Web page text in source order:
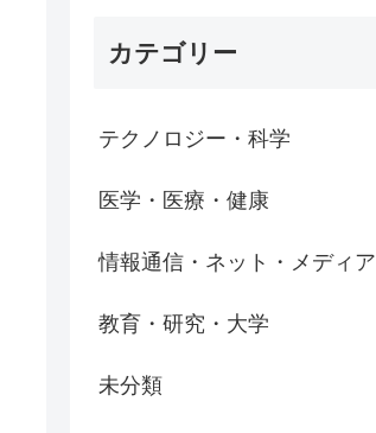
カテゴリー
テクノロジー・科学
医学・医療・健康
情報通信・ネット・メディア
教育・研究・大学
未分類